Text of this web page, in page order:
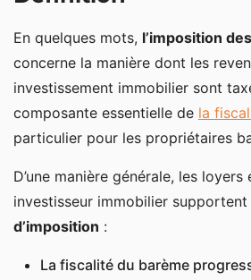
En quelques mots, l’imposition
concerne la manière dont les
investissement immobilier sont
composante essentielle de la
particulier pour les propriétaires
D’une manière générale, les loyers
investisseur immobilier supportent
d’imposition :
La fiscalité du barème